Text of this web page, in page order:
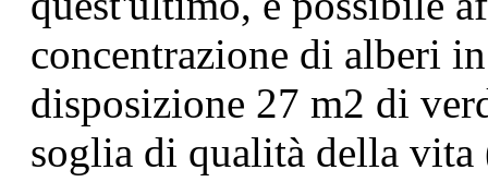
concentrazione di alberi
disposizione 27 m2 di
soglia di qualità della